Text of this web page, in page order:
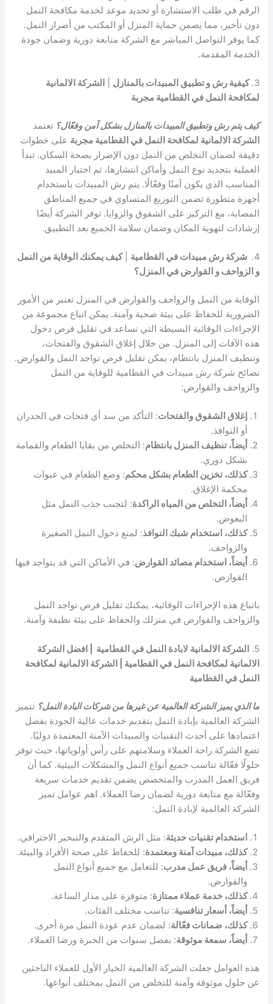
الرقم في طلب الاستشارة أو تحديد موعد لخدمة مكافحة النمل
دون تأخير، مما يضمن حماية المنزل أو المكتب من أضرار النمل.
كما يوفر التواصل المباشر مع الشركة متابعة دورية وضمان جودة
الخدمة المقدمة.
3. كيفية رش و تطبيق المبيدات بالمنازل
الشركة الالمانية
لمكافحة النمل في القطامية مجربة
كيف يتم رش وتطبيق المبيدات بالمنازل بشكل آمن وفعّال؟ تعتمد
الشركة الالمانية لمكافحة النمل في القطامية مجربة على خطوات
دقيقة لضمان التخلص من النمل دون الإضرار بصحة السكان. تبدأ
العملية بتحديد نوع النمل وأماكن انتشارها، ثم اختيار المبيد
المناسب الذي يكون آمنًا وفعّالًا. يتم رش المبيدات باستخدام
أجهزة متطورة تضمن التوزيع المتساوي في جميع المناطق
المصابة، مع التركيز على الشقوق والزوايا. توفر الشركة أيضًا
إرشادات لتهوية المكان وضمان سلامة الجميع بعد التطبيق.
4. شركة رش مبيدات في القطامية |كيف يمكنك الوقاية من النمل
و الزواحف و القوارض في المنزل؟
الوقاية من النمل والزواحف والقوارض في المنزل تعتبر من الأمور
الضرورية للحفاظ على بيئة صحية وآمنة. يمكن اتباع مجموعة من
الإجراءات الوقائية البسيطة التي تساعد في تقليل فرص دخول
هذه الآفات إلى المنزل. من خلال إغلاق الشقوق والفتحات،
وتنظيف المنزل بانتظام، يمكن تقليل فرص تواجد النمل والقوارض.
نصائح شركة رش مبيدات في القطامية للوقاية من النمل
والزواحف والقوارض:
إغلاق الشقوق والفتحات: التأكد من سد أي فتحات في الجدران
أو النوافذ.
أيضاً، تنظيف المنزل بانتظام: التخلص من بقايا الطعام والقمامة
بشكل دوري.
كذلك، تخزين الطعام بشكل محكم: وضع الطعام في عبوات
محكمة الإغلاق.
أيضاً، التخلص من المياه الراكدة: لتجنب جذب النمل مثل
البعوض.
كذلك، استخدام شبك النوافذ: لمنع دخول النمل الصغيرة
والزواحف.
أيضاً، استخدام مصائد القوارض: في الأماكن التي قد يتواجد فيها
القوارض.
باتباع هذه الإجراءات الوقائية، يمكنك تقليل فرص تواجد النمل
والزواحف والقوارض في منزلك والحفاظ على بيئة نظيفة وآمنة.
5.
الشركة الالمانية لابادة النمل في القطامية | افضل الشركة
الالمانية لمكافحة النمل في القطامية | الشركة الالمانية لمكافحة
النمل في القطامية
ما الذي يميز الشركة العالمية عن غيرها من شركات البادة النمل؟ تتميز
الشركة العالمية بإبادة النمل بتقديم خدمات عالية الجودة بفضل
اعتمادها على أحدث التقنيات والمبيدات الآمنة المعتمدة دوليًا.
تضع الشركة راحة العملاء وسلامتهم على رأس أولوياتها، حيث توفر
حلولًا فعّالة تناسب جميع أنواع النمل والمشكلات البيئية. كما أن
فريق العمل المدرب والمتخصص يضمن تقديم خدمات سريعة
وفعّالة مع متابعة دورية لضمان رضا العملاء. اهم عوامل تميز
الشركة العالمية لإبادة النمل:
استخدام تقنيات حديثة: مثل الرش المتقدم والتبخير الاحترافي.
كذلك، مبيدات آمنة ومعتمدة: للحفاظ على صحة الأفراد والبيئة.
أيضاً، فريق عمل مدرب: للتعامل مع جميع أنواع النمل
والقوارض.
كذلك، خدمة عملاء ممتازة: متوفرة على مدار الساعة.
أيضاً، أسعار تنافسية: تناسب مختلف الفئات.
كذلك، ضمانات فعّالة: لضمان عدم عودة النمل مرة أخرى.
أيضاً، سمعة موثوقة: بفضل سنوات من الخبرة ورضا العملاء.
هذه العوامل جعلت الشركة العالمية الخيار الأول للعملاء الباحثين
عن حلول موثوقة وآمنة للتخلص من النمل بمختلف أنواعها.